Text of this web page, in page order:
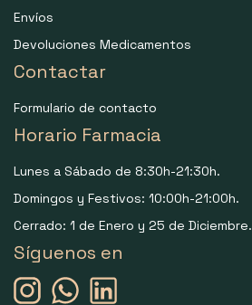
Envíos
Devoluciones Medicamentos
Contactar
Formulario de contacto
Horario Farmacia
Lunes a Sábado de 8:30h-21:30h.
Domingos y Festivos: 10:00h-21:00h.
Cerrado: 1 de Enero y 25 de Diciembre.
Síguenos en